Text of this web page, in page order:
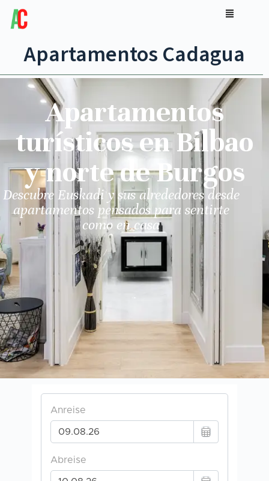
Apartamentos Cadagua
Apartamentos
turísticos en Bilbao
y norte de Burgos
Descubre Euskadi y sus alrededores desde
apartamentos pensados para sentirte
como en casa